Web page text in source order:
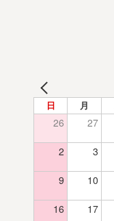
日 月
26 27
2 3
9 10
16 17